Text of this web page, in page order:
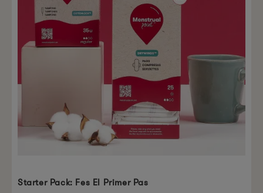
Starter Pack: Fes El Primer Pas